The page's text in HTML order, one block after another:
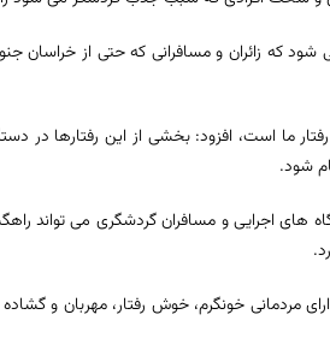
که زائران و مسافرانی که حتی از خراسان
ما است، افزود: بخشی از این رفتارها در
شود.
های اجرایی و مسافران گردشگری می تواند
مردمانی خونگرم، خوش رفتار، مهربان و